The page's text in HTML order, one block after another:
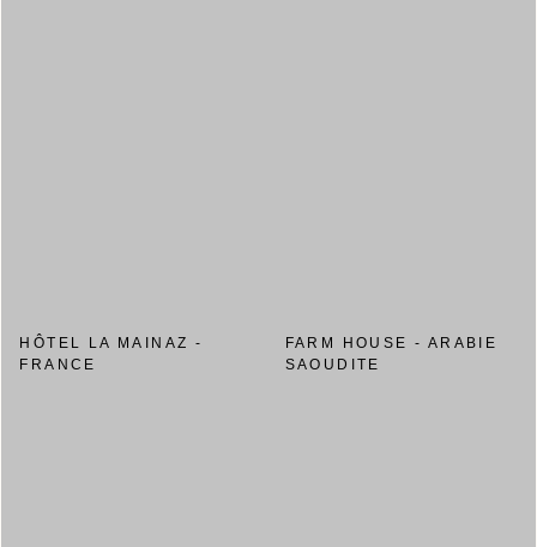
HÔTEL LA MAINAZ -
FRANCE
FARM HOUSE - ARABIE
SAOUDITE